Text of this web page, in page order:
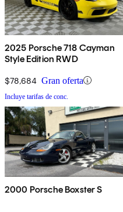
2025 Porsche 718 Cayman
Style Edition RWD
$78,684 Gran oferta
Incluye tarifas de conc.
2000 Porsche Boxster S